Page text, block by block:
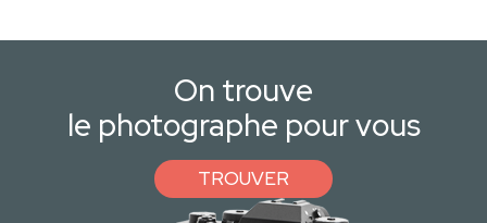
On trouve
le photographe pour vous
TROUVER